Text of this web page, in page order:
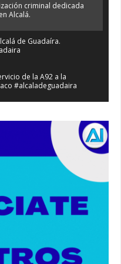
criminal dedicada
Alcalá.
de Guadaíra.
de la A92 a la
#alcaladeguadaira
VPO en Alcalá de
#vivienda #vpo
para el CEIP San
#premios #colegio
#ferias